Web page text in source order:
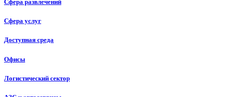
Сфера развлечений
Сфера услуг
Доступная среда
Офисы
Логистический сектор